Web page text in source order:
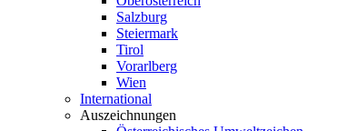
Salzburg
Steiermark
Tirol
Vorarlberg
Wien
International
Auszeichnungen